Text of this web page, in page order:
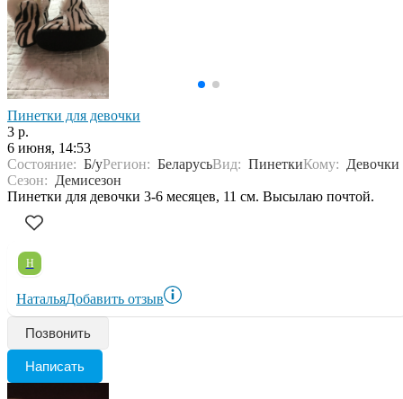
Пинетки для девочки
3 р.
6 июня, 14:53
Состояние: Б/уРегион: БеларусьВид: ПинеткиКому: Девочки
Сезон: Демисезон
Пинетки для девочки 3-6 месяцев, 11 см. Высылаю почтой.
Н
НатальяДобавить отзыв
Позвонить
Написать